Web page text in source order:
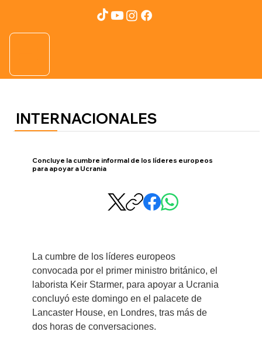
INTERNACIONALES
Concluye la cumbre informal de los líderes europeos
para apoyar a Ucrania
La cumbre de los líderes europeos
convocada por el primer ministro británico, el
laborista Keir Starmer, para apoyar a Ucrania
concluyó este domingo en el palacete de
Lancaster House, en Londres, tras más de
dos horas de conversaciones.